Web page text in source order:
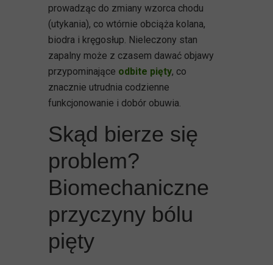
prowadząc do zmiany wzorca chodu
(utykania), co wtórnie obciąża kolana,
biodra i kręgosłup. Nieleczony stan
zapalny może z czasem dawać objawy
przypominające odbite pięty, co
znacznie utrudnia codzienne
funkcjonowanie i dobór obuwia.
Skąd bierze się
problem?
Biomechaniczne
przyczyny bólu
pięty